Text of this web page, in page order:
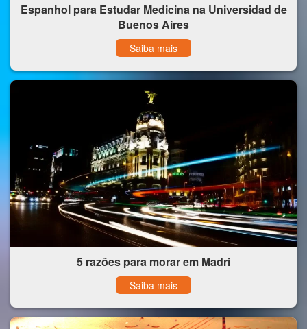
Espanhol para Estudar Medicina na Universidad de
Buenos Aires
Saiba mais
5 razões para morar em Madri
Saiba mais